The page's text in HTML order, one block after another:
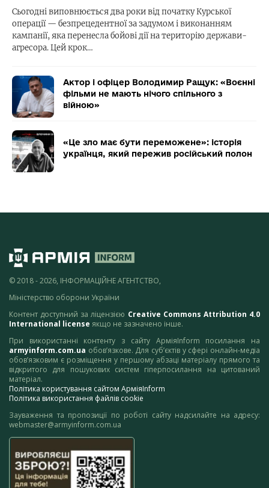
Сьогодні виповнюється два роки від початку Курської
операції — безпрецедентної за задумом і виконанням
кампанії, яка перенесла бойові дії на територію держави-
агресора. Цей крок…
Актор і офіцер Володимир Ращук: «Воєнні
фільми не мають нічого спільного з
війною»
«Це зло має бути переможене»: історія
українця, який пережив російський полон
© 2018 - 2026, ІНФОРМАЦІЙНЕ АГЕНТСТВО,
Міністерство оборони України
Контент доступний за ліцензією Creative Commons Attribution 4.0
International license якщо не зазначено інше.
При використанні контенту з сайту АрміяInform посилання на
armyinform.com.ua обов’язкове. Для суб’єктів у сфері онлайн-медіа
обов’язковим є розміщення у першому абзаці матеріалу прямого та
відкритого для пошукових систем гіперпосилання на цитований
матеріал.
Політика користування сайтом АрміяInform
Політика використання файлів cookie
Зауваження та пропозиції по роботі сайту надсилайте на адресу:
webmaster@armyinform.com.ua